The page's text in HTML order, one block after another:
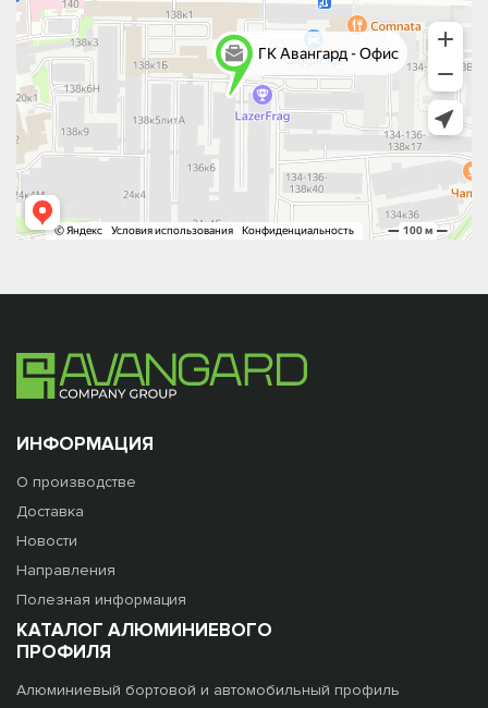
ИНФОРМАЦИЯ
О производстве
Доставка
Новости
Направления
Полезная информация
КАТАЛОГ АЛЮМИНИЕВОГО
ПРОФИЛЯ
Алюминиевый бортовой и автомобильный профиль